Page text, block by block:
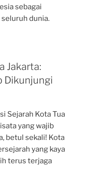
sebagai
dunia.
Jakarta:
Dikunjungi
Sejarah Kota Tua
yang wajib
betul sekali! Kota
yang kaya
terus terjaga